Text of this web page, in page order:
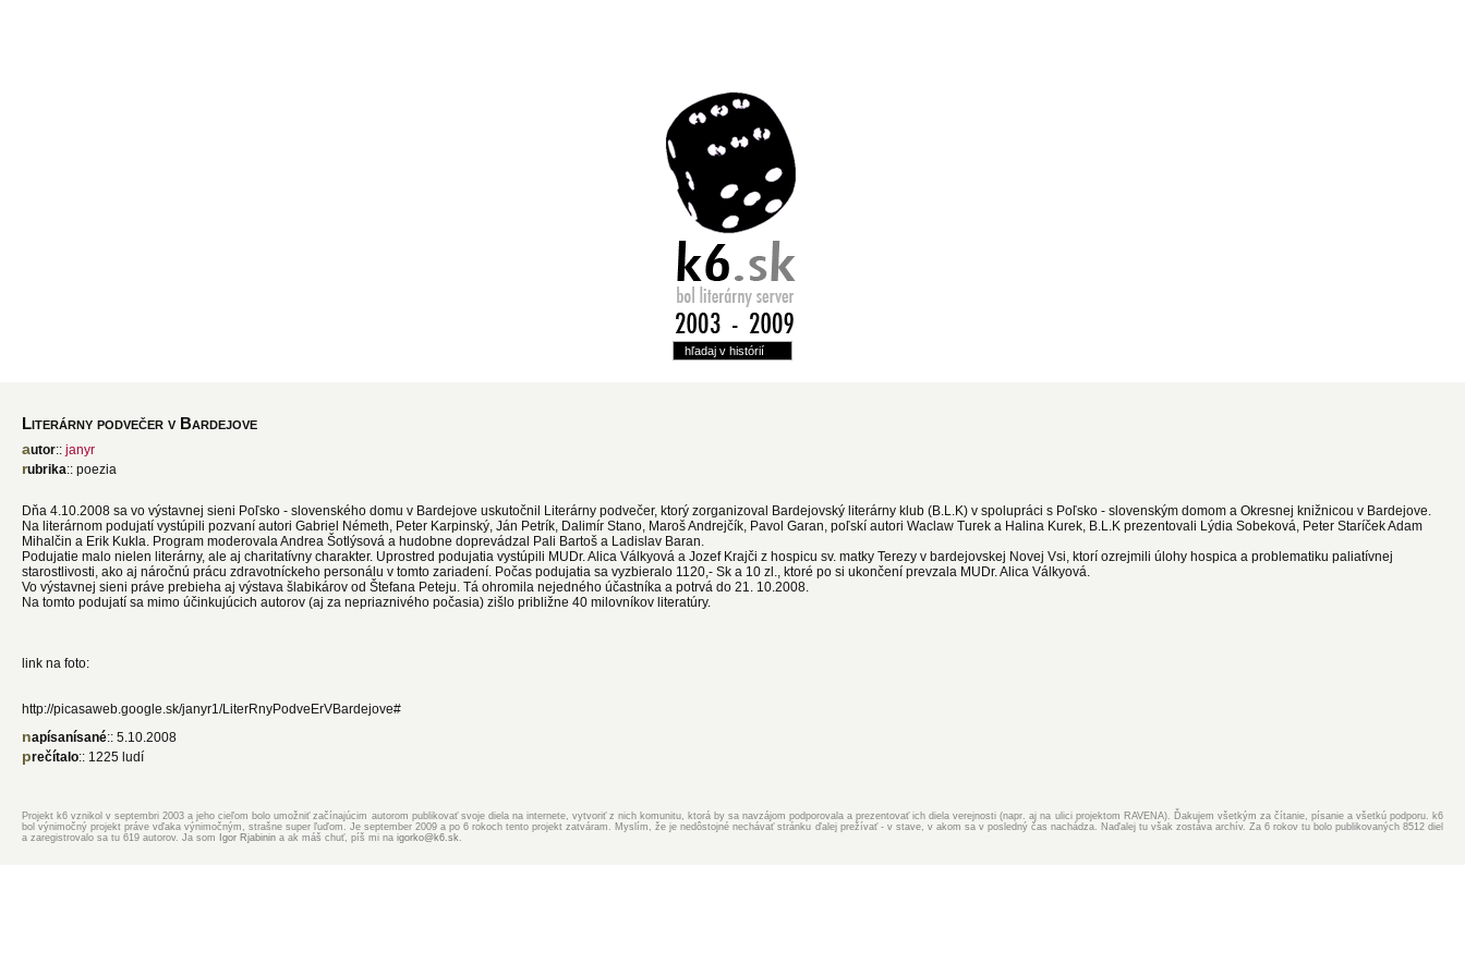
Literárny podvečer v Bardejove
autor:: janyr
rubrika:: poezia
Dňa 4.10.2008 sa vo výstavnej sieni Poľsko - slovenského domu v Bardejove uskutočnil Literárny podvečer, ktorý zorganizoval Bardejovský literárny klub (B.L.K) v spolupráci s Poľsko - slovenským domom a Okresnej knižnicou v Bardejove.
Na literárnom podujatí vystúpili pozvaní autori Gabriel Németh, Peter Karpinský, Ján Petrík, Dalimír Stano, Maroš Andrejčík, Pavol Garan, poľskí autori Waclaw Turek a Halina Kurek, B.L.K prezentovali Lýdia Sobeková, Peter Staríček Adam
Mihalčin a Erik Kukla. Program moderovala Andrea Šotlýsová a hudobne doprevádzal Pali Bartoš a Ladislav Baran.
Podujatie malo nielen literárny, ale aj charitatívny charakter. Uprostred podujatia vystúpili MUDr. Alica Válkyová a Jozef Krajči z hospicu sv. matky Terezy v bardejovskej Novej Vsi, ktorí ozrejmili úlohy hospica a problematiku paliatívnej
starostlivosti, ako aj náročnú prácu zdravotníckeho personálu v tomto zariadení. Počas podujatia sa vyzbieralo 1120,- Sk a 10 zl., ktoré po si ukončení prevzala MUDr. Alica Válkyová.
Vo výstavnej sieni práve prebieha aj výstava šlabikárov od Štefana Peteju. Tá ohromila nejedného účastníka a potrvá do 21. 10.2008.
Na tomto podujatí sa mimo účinkujúcich autorov (aj za nepriaznivého počasia) zišlo približne 40 milovníkov literatúry.
link na foto:
http://picasaweb.google.sk/janyr1/LiterRnyPodveErVBardejove#
napísanísané:: 5.10.2008
prečítalo:: 1225 ludí
Projekt k6 vznikol v septembri 2003 a jeho cieľom bolo umožniť začínajúcim autorom publikovať svoje diela na internete, vytvoriť z nich komunitu, ktorá by sa navzájom podporovala a prezentovať ich diela verejnosti (napr. aj na ulici projektom RAVENA). Ďakujem všetkým za čítanie, písanie a všetkú podporu. k6
bol výnimočný projekt práve vďaka výnimočným, strašne super ľuďom. Je september 2009 a po 6 rokoch tento projekt zatváram. Myslím, že je nedôstojné nechávať stránku ďalej prežívať - v stave, v akom sa v posledný čas nachádza. Naďalej tu však zostáva archív. Za 6 rokov tu bolo publikovaných 8512 diel
a zaregistrovalo sa tu 619 autorov. Ja som
Igor Rjabinin a ak máš chuť, píš mi na igorko@k6.sk